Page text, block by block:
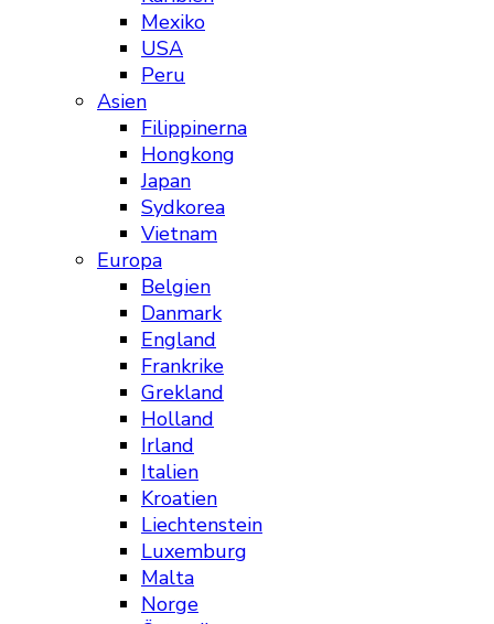
Mexiko
USA
Peru
Asien
Filippinerna
Hongkong
Japan
Sydkorea
Vietnam
Europa
Belgien
Danmark
England
Frankrike
Grekland
Holland
Irland
Italien
Kroatien
Liechtenstein
Luxemburg
Malta
Norge